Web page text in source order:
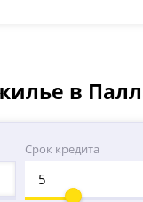
в
Срок кредита